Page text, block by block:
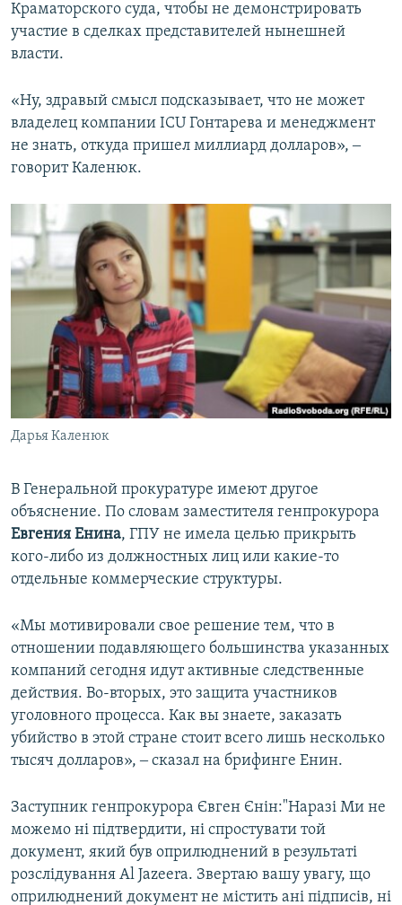
Краматорского суда, чтобы не демонстрировать
участие в сделках представителей нынешней
власти.
«Ну, здравый смысл подсказывает, что не может
владелец компании ICU Гонтарева и менеджмент
не знать, откуда пришел миллиард долларов», ‒
говорит Каленюк.
Дарья Каленюк
В Генеральной прокуратуре имеют другое
объяснение. По словам заместителя генпрокурора
Евгения Енина, ГПУ не имела целью прикрыть
кого-либо из должностных лиц или какие-то
отдельные коммерческие структуры.
«Мы мотивировали свое решение тем, что в
отношении подавляющего большинства указанных
компаний сегодня идут активные следственные
действия. Во-вторых, это защита участников
уголовного процесса. Как вы знаете, заказать
убийство в этой стране стоит всего лишь несколько
тысяч долларов», ‒ сказал на брифинге Енин.
Заступник генпрокурора Євген Єнін:"Наразі Ми не
можемо ні підтвердити, ні спростувати той
документ, який був оприлюднений в результаті
розслідування Al Jazeera. Звертаю вашу увагу, що
оприлюднений документ не містить ані підписів, ні